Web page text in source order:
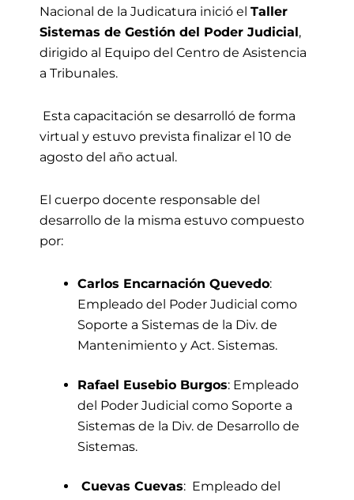
Nacional de la Judicatura inició el Taller
Sistemas de Gestión del Poder Judicial,
dirigido al Equipo del Centro de Asistencia
a Tribunales.
Esta capacitación se desarrolló de forma
virtual y estuvo prevista finalizar el 10 de
agosto del año actual.
El cuerpo docente responsable del
desarrollo de la misma estuvo compuesto
por:
Carlos Encarnación Quevedo:
Empleado del Poder Judicial como
Soporte a Sistemas de la Div. de
Mantenimiento y Act. Sistemas.
Rafael Eusebio Burgos: Empleado
del Poder Judicial como Soporte a
Sistemas de la Div. de Desarrollo de
Sistemas.
Cuevas Cuevas: Empleado del